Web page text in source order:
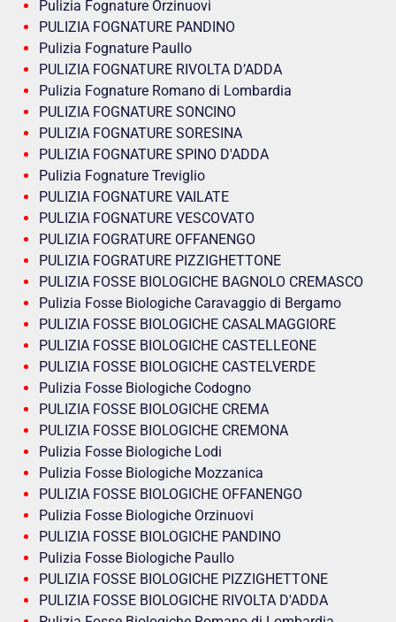
Pulizia Fognature Orzinuovi
PULIZIA FOGNATURE PANDINO
Pulizia Fognature Paullo
PULIZIA FOGNATURE RIVOLTA D’ADDA
Pulizia Fognature Romano di Lombardia
PULIZIA FOGNATURE SONCINO
PULIZIA FOGNATURE SORESINA
PULIZIA FOGNATURE SPINO D'ADDA
Pulizia Fognature Treviglio
PULIZIA FOGNATURE VAILATE
PULIZIA FOGNATURE VESCOVATO
PULIZIA FOGRATURE OFFANENGO
PULIZIA FOGRATURE PIZZIGHETTONE
PULIZIA FOSSE BIOLOGICHE BAGNOLO CREMASCO
Pulizia Fosse Biologiche Caravaggio di Bergamo
PULIZIA FOSSE BIOLOGICHE CASALMAGGIORE
PULIZIA FOSSE BIOLOGICHE CASTELLEONE
PULIZIA FOSSE BIOLOGICHE CASTELVERDE
Pulizia Fosse Biologiche Codogno
PULIZIA FOSSE BIOLOGICHE CREMA
PULIZIA FOSSE BIOLOGICHE CREMONA
Pulizia Fosse Biologiche Lodi
Pulizia Fosse Biologiche Mozzanica
PULIZIA FOSSE BIOLOGICHE OFFANENGO
Pulizia Fosse Biologiche Orzinuovi
PULIZIA FOSSE BIOLOGICHE PANDINO
Pulizia Fosse Biologiche Paullo
PULIZIA FOSSE BIOLOGICHE PIZZIGHETTONE
PULIZIA FOSSE BIOLOGICHE RIVOLTA D'ADDA